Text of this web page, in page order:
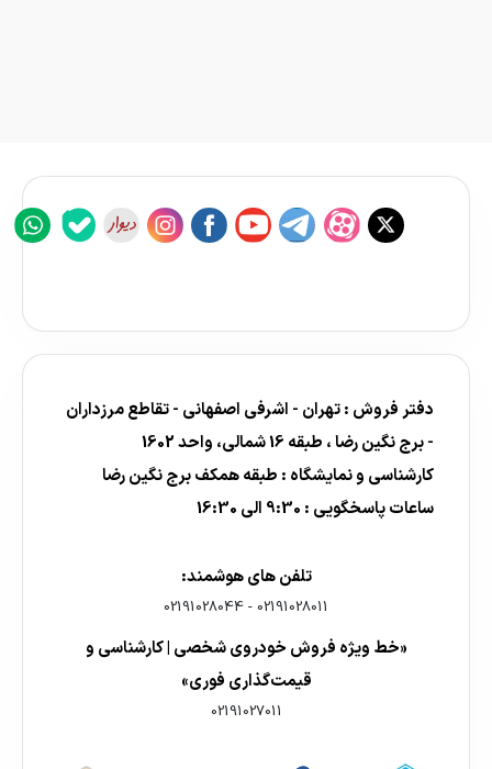
دفتر فروش : تهران - اشرفی اصفهانی - تقاطع مرزداران
- برج نگین رضا ، طبقه 16 شمالی، واحد 1602
کارشناسی و نمایشگاه : طبقه همکف برج نگین رضا
ساعات پاسخگویی : 9:30 الی 16:30
تلفن های هوشمند:
02191028011
-
02191028044
«خط ویژه فروش خودروی شخصی | کارشناسی و
قیمت‌گذاری فوری»
02191027011